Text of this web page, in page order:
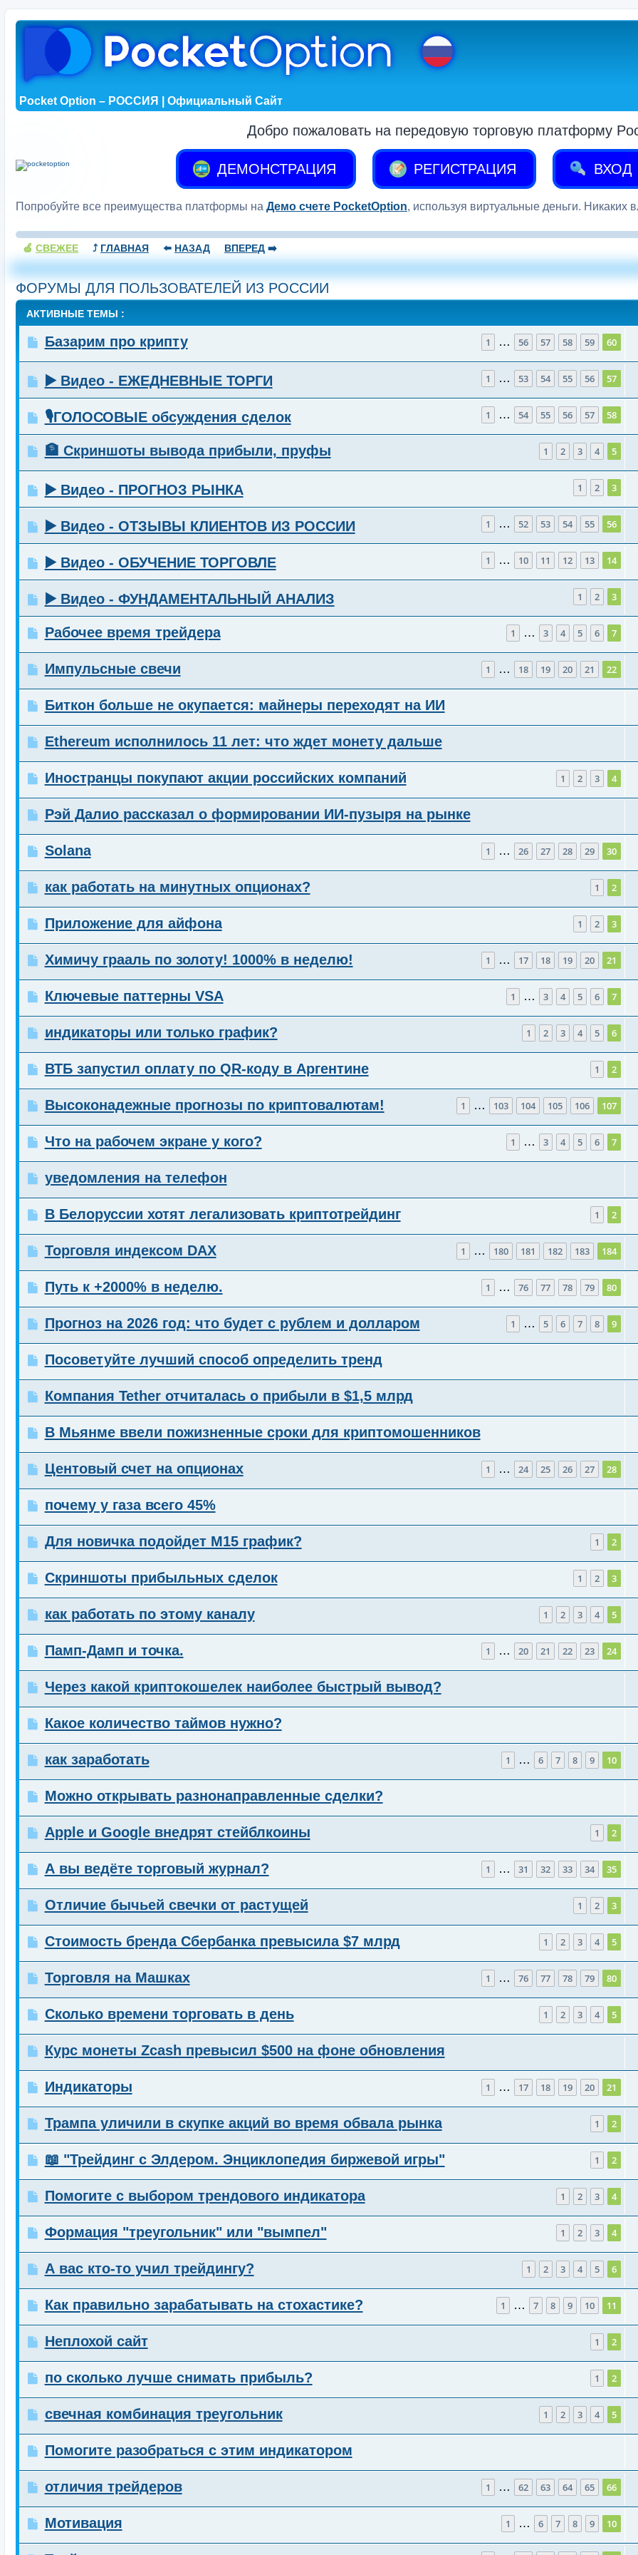
Pocket Option – РОССИЯ | Официальный Сайт
Добро пожаловать на передовую торговую платформу
ДЕМОНСТРАЦИЯ РЕГИСТРАЦИЯ ВХОД
Попробуйте все преимущества платформы на Демо счете PocketOption, используя виртуальные деньги. Никаких
🍏 СВЕЖЕЕ ⤴️ ГЛАВНАЯ ⬅️ НАЗАД ВПЕРЕД ➡️
ФОРУМЫ ДЛЯ ПОЛЬЗОВАТЕЛЕЙ ИЗ РОССИИ
АКТИВНЫЕ ТЕМЫ :
Базарим про крипту 1 … 56 57 58 59 60
▶️ Видео - ЕЖЕДНЕВНЫЕ ТОРГИ 1 … 53 54 55 56 57
🎙️ГОЛОСОВЫЕ обсуждения сделок 1 … 54 55 56 57 58
🏦 Скриншоты вывода прибыли, пруфы 1 2 3 4 5
▶️ Видео - ПРОГНОЗ РЫНКА 1 2 3
▶️ Видео - ОТЗЫВЫ КЛИЕНТОВ ИЗ РОССИИ 1 … 52 53 54 55 56
▶️ Видео - ОБУЧЕНИЕ ТОРГОВЛЕ 1 … 10 11 12 13 14
▶️ Видео - ФУНДАМЕНТАЛЬНЫЙ АНАЛИЗ 1 2 3
Рабочее время трейдера 1 … 3 4 5 6 7
Импульсные свечи 1 … 18 19 20 21 22
Биткон больше не окупается: майнеры переходят на ИИ
Ethereum исполнилось 11 лет: что ждет монету дальше
Иностранцы покупают акции российских компаний 1 2 3 4
Рэй Далио рассказал о формировании ИИ-пузыря на рынке
Solana 1 … 26 27 28 29 30
как работать на минутных опционах? 1 2
Приложение для айфона 1 2 3
Химичу грааль по золоту! 1000% в неделю! 1 … 17 18 19 20 21
Ключевые паттерны VSA 1 … 3 4 5 6 7
индикаторы или только график? 1 2 3 4 5 6
ВТБ запустил оплату по QR-коду в Аргентине 1 2
Высоконадежные прогнозы по криптовалютам! 1 … 103 104 105 106 107
Что на рабочем экране у кого? 1 … 3 4 5 6 7
уведомления на телефон
В Белоруссии хотят легализовать криптотрейдинг 1 2
Торговля индексом DAX 1 … 180 181 182 183 184
Путь к +2000% в неделю. 1 … 76 77 78 79 80
Прогноз на 2026 год: что будет с рублем и долларом 1 … 5 6 7 8 9
Посоветуйте лучший способ определить тренд
Компания Tether отчиталась о прибыли в $1,5 млрд
В Мьянме ввели пожизненные сроки для криптомошенников
Центовый счет на опционах 1 … 24 25 26 27 28
почему у газа всего 45%
Для новичка подойдет М15 график? 1 2
Скриншоты прибыльных сделок 1 2 3
как работать по этому каналу 1 2 3 4 5
Памп-Дамп и точка. 1 … 20 21 22 23 24
Через какой криптокошелек наиболее быстрый вывод?
Какое количество таймов нужно?
как заработать 1 … 6 7 8 9 10
Можно открывать разнонаправленные сделки?
Apple и Google внедрят стейблкоины 1 2
А вы ведёте торговый журнал? 1 … 31 32 33 34 35
Отличие бычьей свечки от растущей 1 2 3
Стоимость бренда Сбербанка превысила $7 млрд 1 2 3 4 5
Торговля на Машках 1 … 76 77 78 79 80
Сколько времени торговать в день 1 2 3 4 5
Курс монеты Zcash превысил $500 на фоне обновления
Индикаторы 1 … 17 18 19 20 21
Трампа уличили в скупке акций во время обвала рынка 1 2
📖 "Трейдинг с Элдером. Энциклопедия биржевой игры" 1 2
Помогите с выбором трендового индикатора 1 2 3 4
Формация "треугольник" или "вымпел" 1 2 3 4
А вас кто-то учил трейдингу? 1 2 3 4 5 6
Как правильно зарабатывать на стохастике? 1 … 7 8 9 10 11
Неплохой сайт 1 2
по сколько лучше снимать прибыль? 1 2
свечная комбинация треугольник 1 2 3 4 5
Помогите разобраться с этим индикатором
отличия трейдеров 1 … 62 63 64 65 66
Мотивация 1 … 6 7 8 9 10